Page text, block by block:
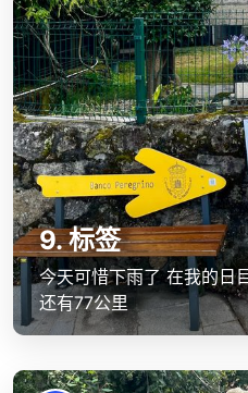
9. 标签
今天可惜下雨了 在我的日
还有77公里